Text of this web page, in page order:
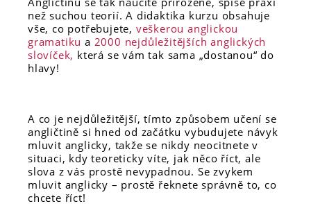
než suchou teorií. A didaktika kurzu obsahuje
vše, co potřebujete, veškerou anglickou
gramatiku a 2000 nejdůležitějších anglických
slovíček, která se vám tak sama „dostanou“ do
hlavy!
A co je nejdůležitější, tímto způsobem učení se
angličtině si hned od začátku vybudujete návyk
mluvit anglicky, takže se nikdy neocitnete v
situaci, kdy teoreticky víte, jak něco říct, ale
slova z vás prostě nevypadnou. Se zvykem
mluvit anglicky – prostě řeknete správně to, co
chcete říct!